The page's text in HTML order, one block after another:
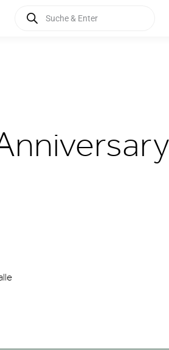
Products
search